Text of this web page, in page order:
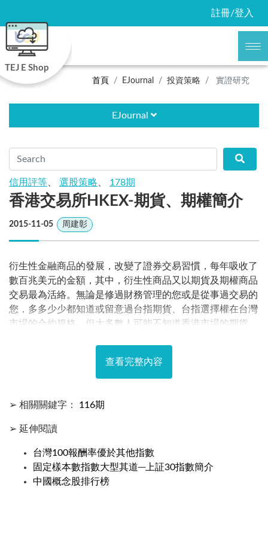
註冊/登入
TEJ E Shop
首頁
EJournal 投資策略 實證研究
EJournal
信用評等 選股策略 178期
香港交易所HKEX-期貨、期權簡介
2015-11-05 周建彰
衍生性金融商品的發展，改變了證券交易習慣，每年吸收了
數百兆美元的金額，其中，衍生性商品又以期貨及期權商品
交易最為活絡。無論是修過財務管理的您或是從事過交易的
您，多多少少都知道或留意過台指期貨、台指選擇權在台灣
市場的合約規格，但大多數人可能不知道香港市場的期貨、
解。 一、市場概況 香港市場是成熟的國際市場，作為亞太
地區的金融中心，具有明顯的國際化特徵。它的吸引力所
由移動，使得國外投資人不斷湧入，最重要的，香港是進入
中國市場的重要門道之一。截至2014/6/30，香港上市公司
44.3%為香港本地公司。
查看完整內容
➢ 相關關鍵字： 116期
➢ 延伸閱讀
台灣100報酬率優於其他指數
固定樣本數指數大型其道─上証30指數簡介
中國概念股排行榜